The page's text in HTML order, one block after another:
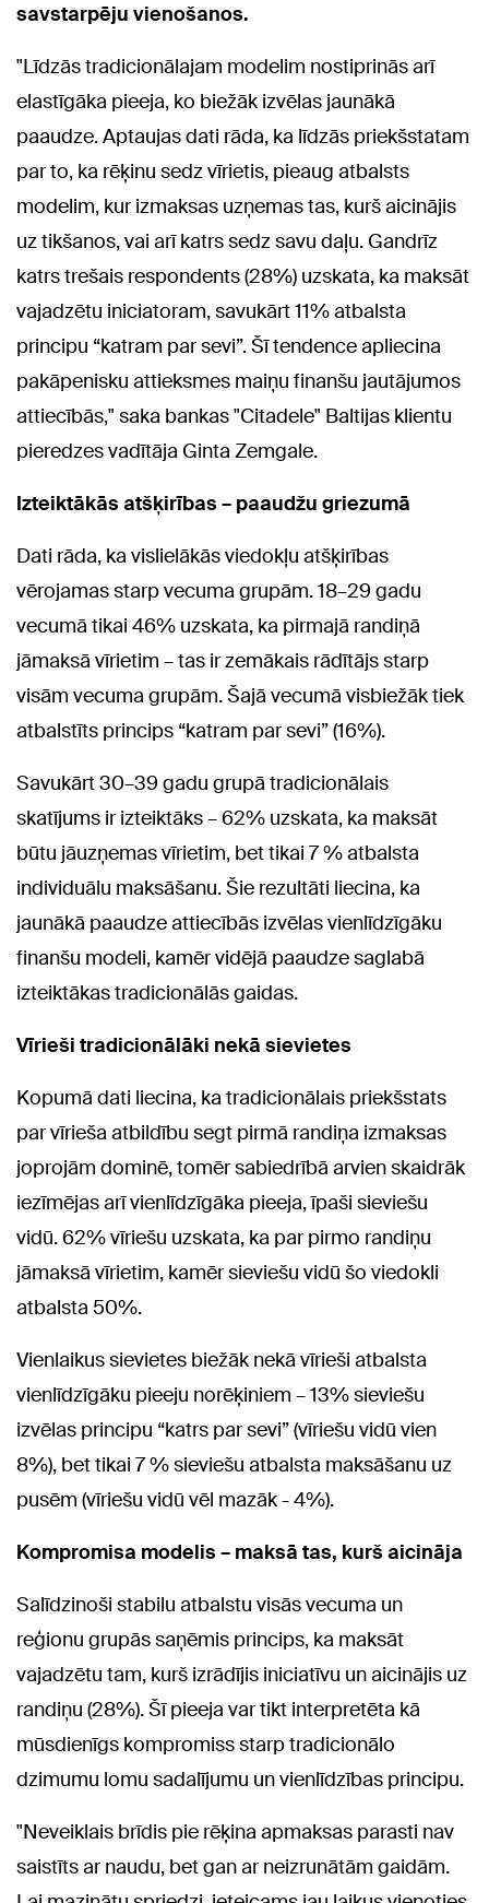
savstarpēju vienošanos.
"Līdzās tradicionālajam modelim nostiprinās arī
elastīgāka pieeja, ko biežāk izvēlas jaunākā
paaudze. Aptaujas dati rāda, ka līdzās priekšstatam
par to, ka rēķinu sedz vīrietis, pieaug atbalsts
modelim, kur izmaksas uzņemas tas, kurš aicinājis
uz tikšanos, vai arī katrs sedz savu daļu. Gandrīz
katrs trešais respondents (28%) uzskata, ka maksāt
vajadzētu iniciatoram, savukārt 11% atbalsta
principu “katram par sevi”. Šī tendence apliecina
pakāpenisku attieksmes maiņu finanšu jautājumos
attiecībās," saka bankas "Citadele" Baltijas klientu
pieredzes vadītāja Ginta Zemgale.
Izteiktākās atšķirības – paaudžu griezumā
Dati rāda, ka vislielākās viedokļu atšķirības
vērojamas starp vecuma grupām. 18–29 gadu
vecumā tikai 46% uzskata, ka pirmajā randiņā
jāmaksā vīrietim – tas ir zemākais rādītājs starp
visām vecuma grupām. Šajā vecumā visbiežāk tiek
atbalstīts princips “katram par sevi” (16%).
Savukārt 30–39 gadu grupā tradicionālais
skatījums ir izteiktāks – 62% uzskata, ka maksāt
būtu jāuzņemas vīrietim, bet tikai 7 % atbalsta
individuālu maksāšanu. Šie rezultāti liecina, ka
jaunākā paaudze attiecībās izvēlas vienlīdzīgāku
finanšu modeli, kamēr vidējā paaudze saglabā
izteiktākas tradicionālās gaidas.
Vīrieši tradicionālāki nekā sievietes
Kopumā dati liecina, ka tradicionālais priekšstats
par vīrieša atbildību segt pirmā randiņa izmaksas
joprojām dominē, tomēr sabiedrībā arvien skaidrāk
iezīmējas arī vienlīdzīgāka pieeja, īpaši sieviešu
vidū. 62% vīriešu uzskata, ka par pirmo randiņu
jāmaksā vīrietim, kamēr sieviešu vidū šo viedokli
atbalsta 50%.
Vienlaikus sievietes biežāk nekā vīrieši atbalsta
vienlīdzīgāku pieeju norēķiniem – 13% sieviešu
izvēlas principu “katrs par sevi” (vīriešu vidū vien
8%), bet tikai 7 % sieviešu atbalsta maksāšanu uz
pusēm (vīriešu vidū vēl mazāk - 4%).
Kompromisa modelis – maksā tas, kurš aicināja
Salīdzinoši stabilu atbalstu visās vecuma un
reģionu grupās saņēmis princips, ka maksāt
vajadzētu tam, kurš izrādījis iniciatīvu un aicinājis uz
randiņu (28%). Šī pieeja var tikt interpretēta kā
mūsdienīgs kompromiss starp tradicionālo
dzimumu lomu sadalījumu un vienlīdzības principu.
"Neveiklais brīdis pie rēķina apmaksas parasti nav
saistīts ar naudu, bet gan ar neizrunātām gaidām.